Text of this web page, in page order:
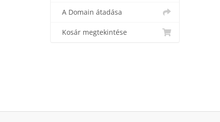
A Domain átadása
Kosár megtekintése